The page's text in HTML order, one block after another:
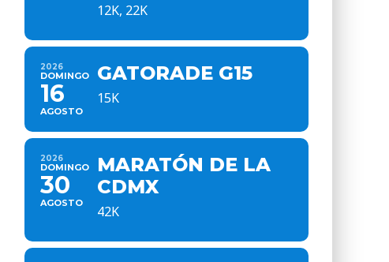
12K, 22K
2026
DOMINGO
16
AGOSTO
GATORADE G15
15K
2026
DOMINGO
30
AGOSTO
MARATÓN DE LA
CDMX
42K